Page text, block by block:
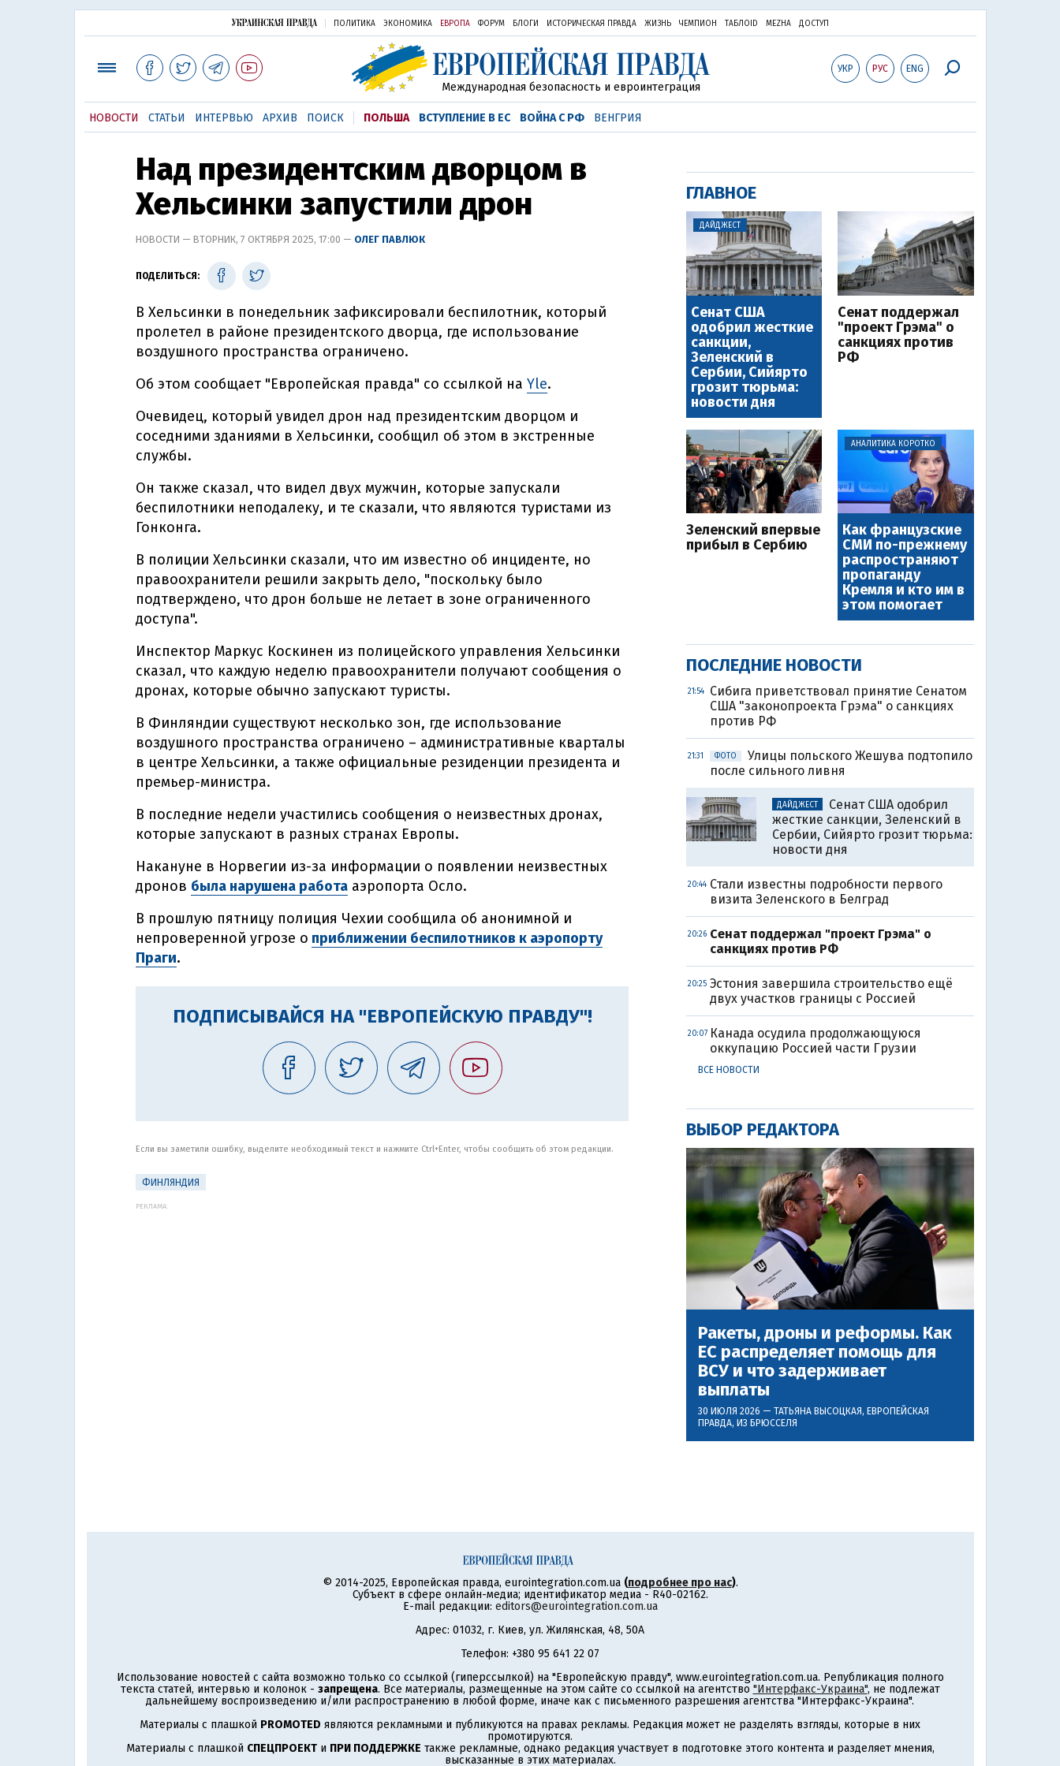
ПОЛИТИКА ЭКОНОМИКА ЕВРОПА ФОРУМ БЛОГИ ИСТОРИЧЕСКАЯ ПРАВДА ЖИЗНЬ ЧЕМПИОН ТАБЛОID MEZHA ДОСТУП
УКР РУС ENG
Международная безопасность и евроинтеграция
НОВОСТИ СТАТЬИ ИНТЕРВЬЮ АРХИВ ПОИСК ПОЛЬША ВСТУПЛЕНИЕ В ЕС ВОЙНА С РФ ВЕНГРИЯ
Над президентским дворцом в
Хельсинки запустили дрон
НОВОСТИ — ВТОРНИК, 7 ОКТЯБРЯ 2025, 17:00 — ОЛЕГ ПАВЛЮК
ПОДЕЛИТЬСЯ:
В Хельсинки в понедельник зафиксировали беспилотник, который
пролетел в районе президентского дворца, где использование
воздушного пространства ограничено.
Об этом сообщает "Европейская правда" со ссылкой на Yle.
Очевидец, который увидел дрон над президентским дворцом и
соседними зданиями в Хельсинки, сообщил об этом в экстренные
службы.
Он также сказал, что видел двух мужчин, которые запускали
беспилотники неподалеку, и те сказали, что являются туристами из
Гонконга.
В полиции Хельсинки сказали, что им известно об инциденте, но
правоохранители решили закрыть дело, "поскольку было
подтверждено, что дрон больше не летает в зоне ограниченного
доступа".
Инспектор Маркус Коскинен из полицейского управления Хельсинки
сказал, что каждую неделю правоохранители получают сообщения о
дронах, которые обычно запускают туристы.
В Финляндии существуют несколько зон, где использование
воздушного пространства ограничено – административные кварталы
в центре Хельсинки, а также официальные резиденции президента и
премьер-министра.
В последние недели участились сообщения о неизвестных дронах,
которые запускают в разных странах Европы.
Накануне в Норвегии из-за информации о появлении неизвестных
дронов была нарушена работа аэропорта Осло.
В прошлую пятницу полиция Чехии сообщила об анонимной и
непроверенной угрозе о приближении беспилотников к аэропорту
Праги.
ПОДПИСЫВАЙСЯ НА "ЕВРОПЕЙСКУЮ ПРАВДУ"!
Если вы заметили ошибку, выделите необходимый текст и нажмите Ctrl+Enter, чтобы сообщить об этом редакции.
ФИНЛЯНДИЯ
РЕКЛАМА:
ГЛАВНОЕ
ДАЙДЖЕСТ
Сенат США
одобрил жесткие
санкции,
Зеленский в
Сербии, Сийярто
грозит тюрьма:
новости дня
Сенат поддержал
"проект Грэма" о
санкциях против
РФ
Зеленский впервые
прибыл в Сербию
АНАЛИТИКА КОРОТКО
Как французские
СМИ по-прежнему
распространяют
пропаганду
Кремля и кто им в
этом помогает
ПОСЛЕДНИЕ НОВОСТИ
21:54
Сибига приветствовал принятие Сенатом
США "законопроекта Грэма" о санкциях
против РФ
21:31 ФОТО
Улицы польского Жешува подтопило
после сильного ливня
ДАЙДЖЕСТ
Сенат США одобрил
жесткие санкции, Зеленский в
Сербии, Сийярто грозит тюрьма:
новости дня
20:44 Стали известны подробности первого
визита Зеленского в Белград
20:26 Сенат поддержал "проект Грэма" о
санкциях против РФ
20:25 Эстония завершила строительство ещё
двух участков границы с Россией
20:07 Канада осудила продолжающуюся
оккупацию Россией части Грузии
ВСЕ НОВОСТИ
ВЫБОР РЕДАКТОРА
Ракеты, дроны и реформы. Как
ЕС распределяет помощь для
ВСУ и что задерживает
выплаты
30 ИЮЛЯ 2026 — ТАТЬЯНА ВЫСОЦКАЯ, ЕВРОПЕЙСКАЯ
ПРАВДА, ИЗ БРЮССЕЛЯ
© 2014-2025, Европейская правда, eurointegration.com.ua (подробнее про нас).
Субъект в сфере онлайн-медиа; идентификатор медиа - R40-02162.
E-mail редакции: editors@eurointegration.com.ua
Адрес: 01032, г. Киев, ул. Жилянская, 48, 50А
Телефон: +380 95 641 22 07
Использование новостей с сайта возможно только со ссылкой (гиперссылкой) на "Европейскую правду", www.eurointegration.com.ua. Републикация полного
текста статей, интервью и колонок - запрещена. Все материалы, размещенные на этом сайте со ссылкой на агентство "Интерфакс-Украина", не подлежат
дальнейшему воспроизведению и/или распространению в любой форме, иначе как с письменного разрешения агентства "Интерфакс-Украина".
Материалы с плашкой PROMOTED являются рекламными и публикуются на правах рекламы. Редакция может не разделять взгляды, которые в них
промотируются.
Материалы с плашкой СПЕЦПРОЕКТи ПРИ ПОДДЕРЖКЕ также рекламные, однако редакция участвует в подготовке этого контента и разделяет мнения,
высказанные в этих материалах.